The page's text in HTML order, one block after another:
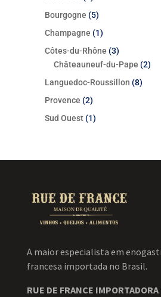
produtos
Bourgogne 55
produtos
Champagne 11
produto
Côtes-du-Rhône 33
produtos
Châteauneuf-du-Pape 22
Languedoc-Roussillon 88
Provence 22
produtos
Sud Ouest 11
A maior especialista em
francesa importada no Brasil.
RUE DE FRANCE IMPORTADORA